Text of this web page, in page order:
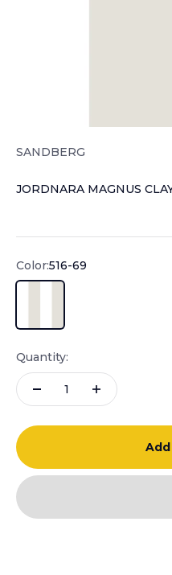
SANDBERG
JORDNARA MAGNUS
Color:516-69
Quantity: